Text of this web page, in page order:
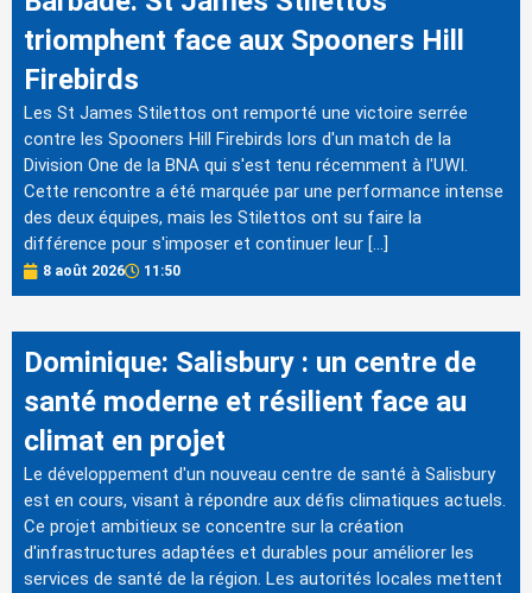
triomphent face aux Spooners Hill
Firebirds
Les St James Stilettos ont remporté une victoire serrée
contre les Spooners Hill Firebirds lors d'un match de la
Division One de la BNA qui s'est tenu récemment à l'UWI.
Cette rencontre a été marquée par une performance intense
des deux équipes, mais les Stilettos ont su faire la
différence pour s'imposer et continuer leur […]
8 août 2026 11:50
Dominique: Salisbury : un centre de
santé moderne et résilient face au
climat en projet
Le développement d'un nouveau centre de santé à Salisbury
est en cours, visant à répondre aux défis climatiques actuels.
Ce projet ambitieux se concentre sur la création
d'infrastructures adaptées et durables pour améliorer les
services de santé de la région. Les autorités locales mettent